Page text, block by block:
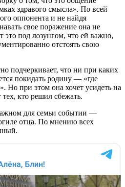
здравого смысла». По всей
оппонента и не найдя
свое поражение она не
это под лозунгом, что ей важно,
отстоять свою
подчеркивает, что ни при каких
покидать родину — «где
Но при этом она хочет усидеть на
тех, кто решил сбежать.
для семьи событии —
отца. По мнению всех